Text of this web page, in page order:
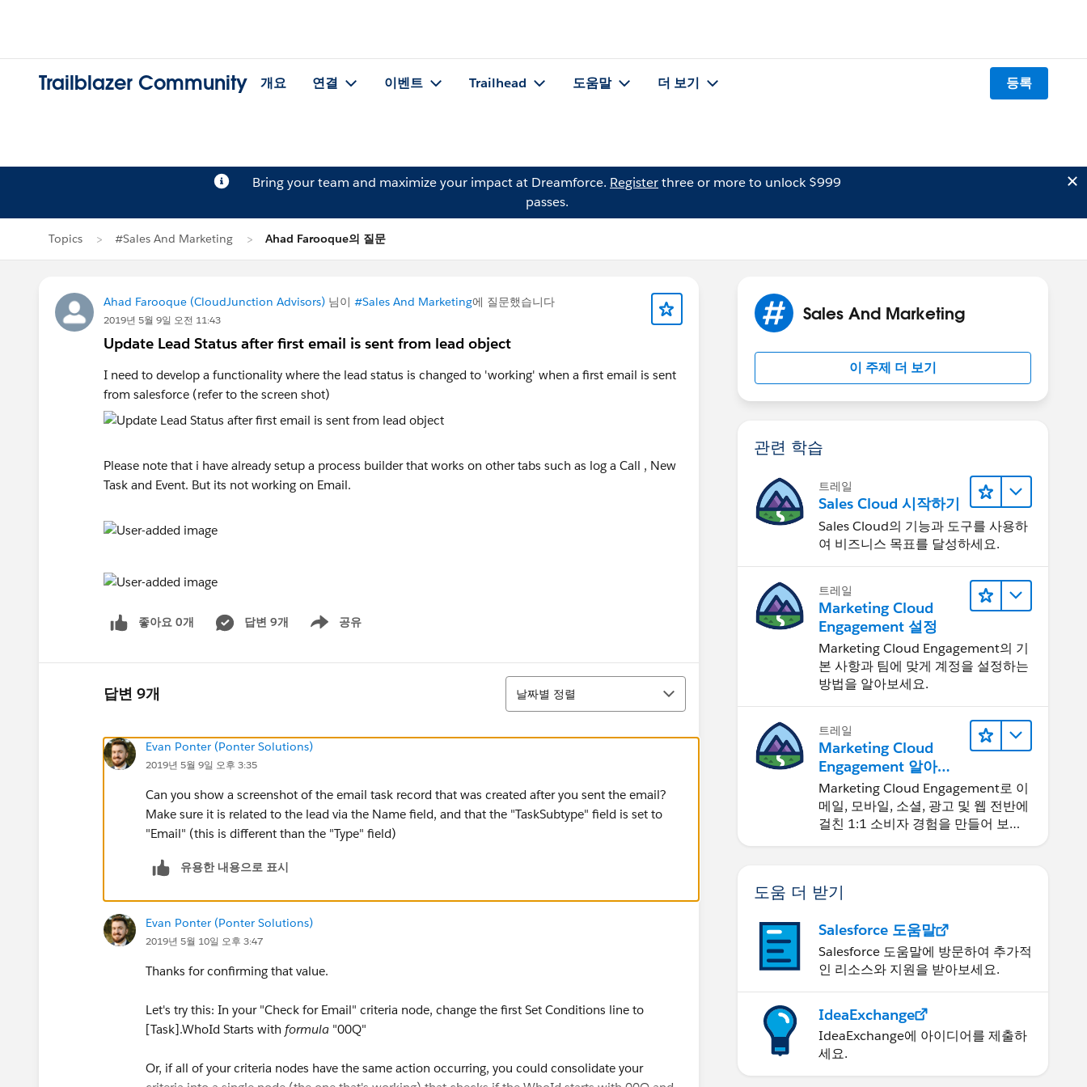
Trailblazer Community 개요 연결 이벤트 Trailhead 도움말 더 보기 등록
Bring your team and maximize your impact at Dreamforce. Registerthree or more to unlock $999
passes.
Topics #Sales And Marketing Ahad Farooque의 질문
Ahad Farooque (CloudJunction Advisors) 님이 #Sales And Marketing에 질문했습니다
2019년 5월 9일 오전 11:43
Update Lead Status after first email is sent from lead object
I need to develop a functionality where the lead status is changed to 'working' when a first email is sent
from salesforce (refer to the screen shot)
Please note that i have already setup a process builder that works on other tabs such as log a Call , New
Task and Event. But its not working on Email.
좋아요 0개 답변 9개 공유
Show menu
답변 9개
정렬
날짜별 정렬
Evan Ponter (Ponter Solutions)
2019년 5월 9일 오후 3:35
Can you show a screenshot of the email task record that was created after you sent the email?
Make sure it is related to the lead via the Name field, and that the "TaskSubtype" field is set to
"Email" (this is different than the "Type" field)
유용한 내용으로 표시
Evan Ponter (Ponter Solutions)
2019년 5월 10일 오후 3:47
Thanks for confirming that value.
Let's try this: In your "Check for Email" criteria node, change the first Set Conditions line to
[Task].WhoId Starts with formula "00Q"
Or, if all of your criteria nodes have the same action occurring, you could consolidate your
Sales And Marketing
이 주제 더 보기
관련 학습
트레일
Sales Cloud 시작하기
Sales Cloud의 기능과 도구를 사용하
여 비즈니스 목표를 달성하세요.
트레일
Marketing Cloud
Engagement 설정
Marketing Cloud Engagement의 기
본 사항과 팀에 맞게 계정을 설정하는
방법을 알아보세요.
트레일
Marketing Cloud
Engagement 알아보
기
Marketing Cloud Engagement로 이
메일, 모바일, 소셜, 광고 및 웹 전반에
걸친 1:1 소비자 경험을 만들어 보세
도움 더 받기
Salesforce 도움말
Salesforce 도움말에 방문하여 추가적
인 리소스와 지원을 받아보세요.
IdeaExchange
IdeaExchange에 아이디어를 제출하
세요.